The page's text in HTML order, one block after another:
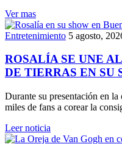
Ver mas
Entretenimiento 5 agosto,
ROSALÍA SE UNE
DE TIERRAS EN SU
Durante su presentación en
miles de fans a corear la
Leer noticia